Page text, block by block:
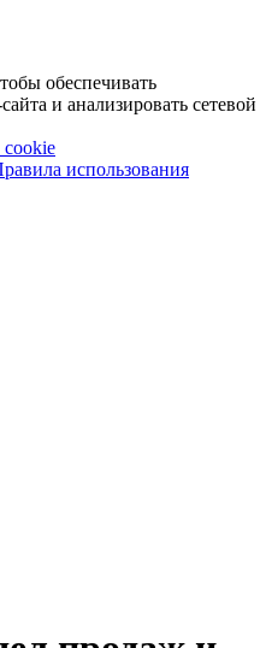
обеспечивать
и анализировать сетевой
cookie
использования